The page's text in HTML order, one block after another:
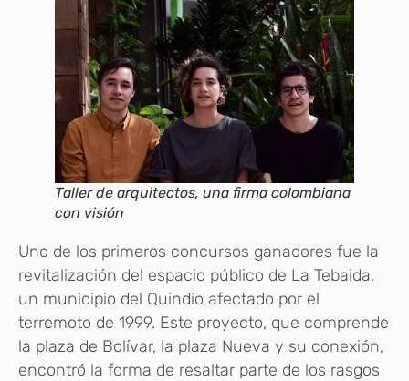
Taller de arquitectos, una firma colombiana
con visión
Uno de los primeros concursos ganadores fue la
revitalización del espacio público de La Tebaida,
un municipio del Quindío afectado por el
terremoto de 1999. Este proyecto, que comprende
la plaza de Bolívar, la plaza Nueva y su conexión,
encontró la forma de resaltar parte de los rasgos